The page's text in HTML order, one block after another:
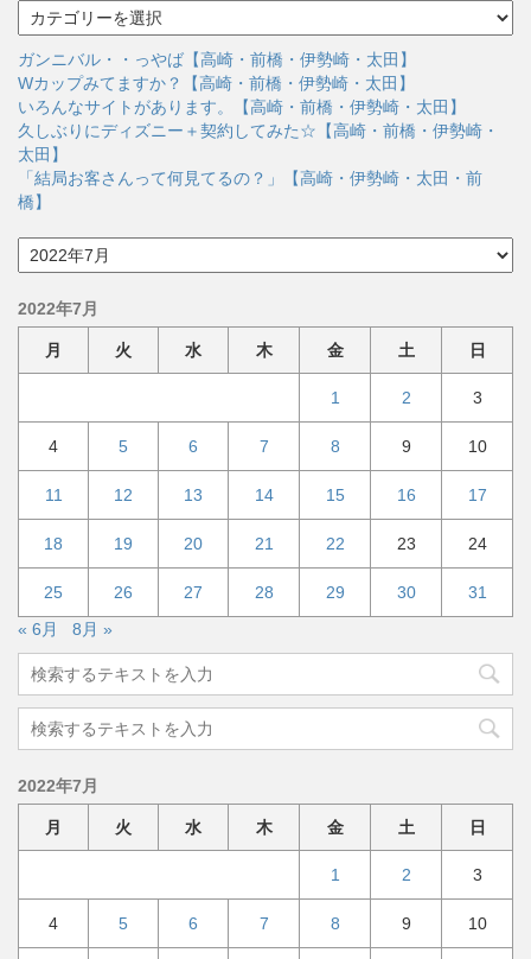
カ
イ
ブ
カ
テ
ゴ
リ
ー
ガンニバル・・っやば【高崎・前橋・伊勢崎・太田】
Wカップみてますか？【高崎・前橋・伊勢崎・太田】
いろんなサイトがあります。【高崎・前橋・伊勢崎・太田】
久しぶりにディズニー＋契約してみた☆【高崎・前橋・伊勢崎・
太田】
「結局お客さんって何見てるの？」【高崎・伊勢崎・太田・前
橋】
ア
ー
イ
2022年7月
月 火 水 木 金 土 日
1 2 3
4 5 6 7 8 9 10
11 12 13 14 15 16 17
18 19 20 21 22 23 24
25 26 27 28 29 30
31
« 6月
8月 »
2022年7月
月 火 水 木 金 土 日
1 2 3
4 5 6 7 8 9 10